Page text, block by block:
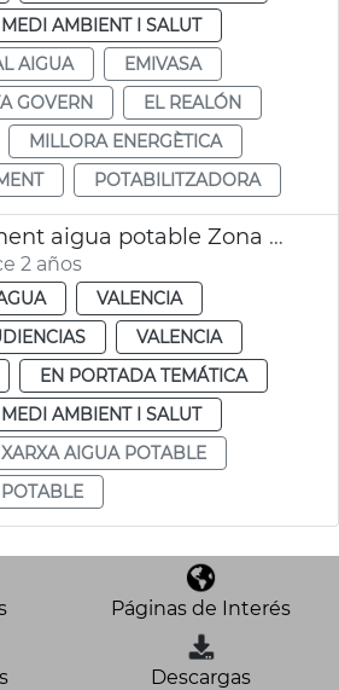
MEDI AMBIENT I SALUT
AIGUA
EMIVASA
GOVERN
EL REALÓN
MILLORA ENERGÈTICA
POTABILITZADORA
Subministrament aigua potable Zona Nord
2 años
VALENCIA
VALENCIA
EN PORTADA TEMÁTICA
MEDI AMBIENT I SALUT
XARXA AIGUA POTABLE
Páginas de Interés
Descargas